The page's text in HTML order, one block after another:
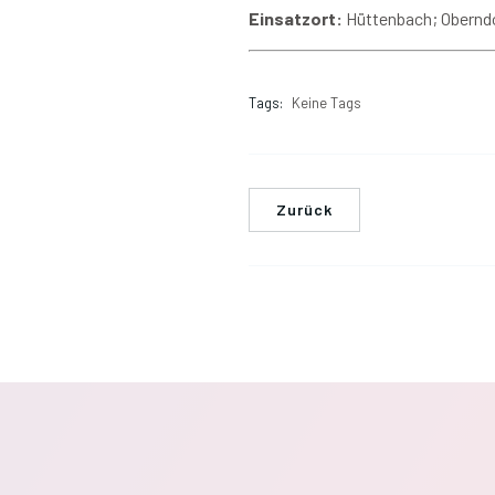
Einsatzort: Hüttenbach;
Tags: Keine Tags
Zurück